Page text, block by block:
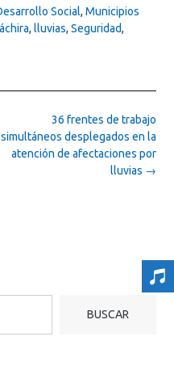
Social, Municipios
, lluvias, Seguridad,
36 frentes de trabajo
simultáneos desplegados en la
atención de afectaciones por
lluvias →
BUSCAR